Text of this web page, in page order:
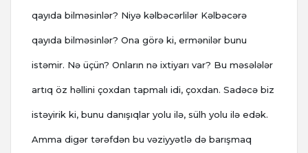
qayıda bilməsinlər? Niyə kəlbəcərlilər Kəlbəcərə
qayıda bilməsinlər? Ona görə ki, ermənilər bunu
istəmir. Nə üçün? Onların nə ixtiyarı var? Bu məsələlər
artıq öz həllini çoxdan tapmalı idi, çoxdan. Sadəcə biz
istəyirik ki, bunu danışıqlar yolu ilə, sülh yolu ilə edək.
Amma digər tərəfdən bu vəziyyətlə də barışmaq